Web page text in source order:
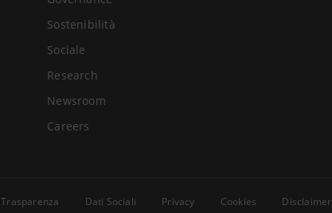
Sostenibilità
Sociale
Research
Newsroom
Careers
Trasparenza Dati Sociali Privacy Cookies Disclaimer